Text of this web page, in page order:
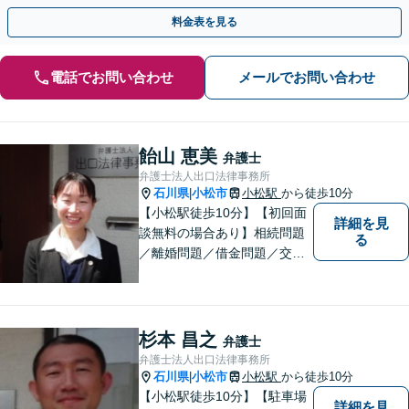
貫サポート」【休日・夜間相談可】
料金表を見る
電話でお問い合わせ メールでお問い合わせ
飴山 恵美 弁護士
弁護士法人出口法律事務所
石川県|小松市 小松駅 から徒歩10分
【小松駅徒歩10分】【初回面
談無料の場合あり】相続問題
／離婚問題／借金問題／交通
ましたら、まずはお気軽にご
相談ください。
詳細を見
る
杉本 昌之 弁護士
弁護士法人出口法律事務所
石川県|小松市 小松駅 から徒歩10分
【小松駅徒歩10分】【駐車場